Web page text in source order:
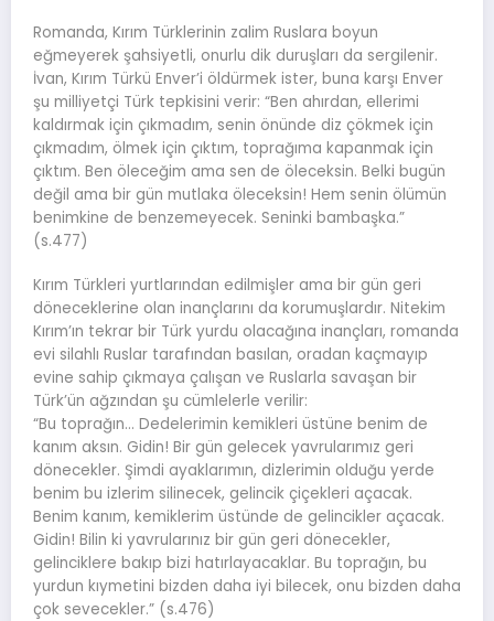
Romanda, Kırım Türklerinin zalim Ruslara boyun
eğmeyerek şahsiyetli, onurlu dik duruşları da sergilenir.
İvan, Kırım Türkü Enver’i öldürmek ister, buna karşı Enver
şu milliyetçi Türk tepkisini verir: “Ben ahırdan, ellerimi
kaldırmak için çıkmadım, senin önünde diz çökmek için
çıkmadım, ölmek için çıktım, toprağıma kapanmak için
çıktım. Ben öleceğim ama sen de öleceksin. Belki bugün
değil ama bir gün mutlaka öleceksin! Hem senin ölümün
benimkine de benzemeyecek. Seninki bambaşka.”
(s.477)
Kırım Türkleri yurtlarından edilmişler ama bir gün geri
döneceklerine olan inançlarını da korumuşlardır. Nitekim
Kırım’ın tekrar bir Türk yurdu olacağına inançları, romanda
evi silahlı Ruslar tarafından basılan, oradan kaçmayıp
evine sahip çıkmaya çalışan ve Ruslarla savaşan bir
Türk’ün ağzından şu cümlelerle verilir:
“Bu toprağın… Dedelerimin kemikleri üstüne benim de
kanım aksın. Gidin! Bir gün gelecek yavrularımız geri
dönecekler. Şimdi ayaklarımın, dizlerimin olduğu yerde
benim bu izlerim silinecek, gelincik çiçekleri açacak.
Benim kanım, kemiklerim üstünde de gelincikler açacak.
Gidin! Bilin ki yavrularınız bir gün geri dönecekler,
gelinciklere bakıp bizi hatırlayacaklar. Bu toprağın, bu
yurdun kıymetini bizden daha iyi bilecek, onu bizden daha
çok sevecekler.” (s.476)